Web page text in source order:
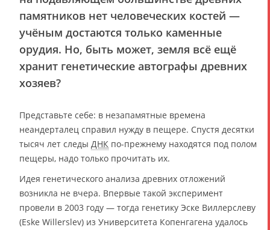
памятников нет человеческих костей —
учёным достаются только каменные
орудия. Но, быть может, земля всё ещё
хранит генетические автографы древних
хозяев?
Представьте себе: в незапамятные времена
неандерталец справил нужду в пещере. Спустя десятки
тысяч лет следы ДНК по-прежнему находятся под полом
пещеры, надо только прочитать их.
Идея генетического анализа древних отложений
возникла не вчера. Впервые такой эксперимент
провели в 2003 году — тогда генетику Эске Виллерслеву
(Eske Willerslev) из Университета Копенгагена удалось